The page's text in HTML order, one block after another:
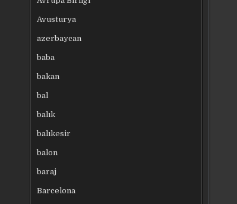
Avusturya
azerbaycan
baba
bakan
bal
balık
balıkesir
balon
baraj
Barcelona